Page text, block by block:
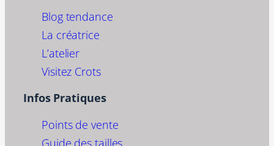
Blog tendance
La créatrice
L’atelier
Visitez Crots
Infos Pratiques
Points de vente
Guide des tailles